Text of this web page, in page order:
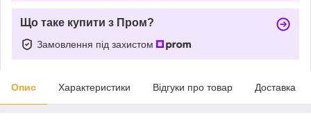
Що таке купити з Пром?
Замовлення під захистом
Опис Характеристики Відгуки про товар Доставка